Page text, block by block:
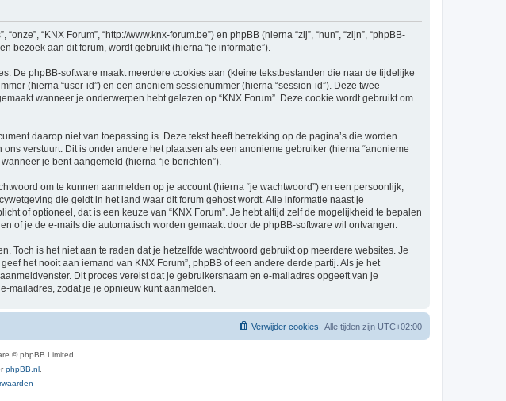
“KNX Forum”, “http://www.knx-forum.be”) en phpBB (hierna “zij”, “hun”, “zijn”, “phpBB-
bezoek aan dit forum, wordt gebruikt (hierna “je informatie”).
De phpBB-software maakt meerdere cookies aan (kleine tekstbestanden die naar de tijdelijke
(hierna “user-id”) en een anoniem sessienummer (hierna “session-id”). Deze twee
wanneer je onderwerpen hebt gelezen op “KNX Forum”. Deze cookie wordt gebruikt om
daarop niet van toepassing is. Deze tekst heeft betrekking op de pagina’s die worden
verstuurt. Dit is onder andere het plaatsen als een anonieme gebruiker (hierna “anonieme
je bent aangemeld (hierna “je berichten”).
om te kunnen aanmelden op je account (hierna “je wachtwoord”) en een persoonlijk,
die geldt in het land waar dit forum gehost wordt. Alle informatie naast je
of optioneel, dat is een keuze van “KNX Forum”. Je hebt altijd zelf de mogelijkheid te bepalen
of je de e-mails die automatisch worden gemaakt door de phpBB-software wil ontvangen.
is het niet aan te raden dat je hetzelfde wachtwoord gebruikt op meerdere websites. Je
het nooit aan iemand van KNX Forum”, phpBB of een andere derde partij. Als je het
Dit proces vereist dat je gebruikersnaam en e-mailadres opgeeft van je
mailadres, zodat je je opnieuw kunt aanmelden.
Alle tijden zijn UTC+02:00
Verwijder cookies
© phpBB Limited
phpBB.nl